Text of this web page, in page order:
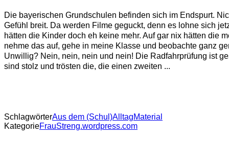
Die bayerischen Grundschulen befinden sich im Endspurt.
Gefühl breit. Da werden Filme geguckt, denn es lohne sich
hätten die Kinder doch eh keine mehr. Auf gar nix hätten die
nehme das auf, gehe in meine Klasse und beobachte ganz
Unwillig? Nein, nein, nein und nein! Die Radfahrprüfung ist
sind stolz und trösten die, die einen zweiten ...
SchlagwörterAus dem (Schul)AlltagMaterial
KategorieFrauStreng.wordpress.com